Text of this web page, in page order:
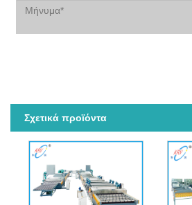
Σχετικά προϊόντα